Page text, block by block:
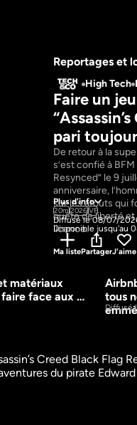
Reportages et
High Tech
Faire un
pari
De retour à la
s’est confié à
Resynced” le 9
anniversaire,
sur les atouts qui
quête de liberté et
licence.
Plus d'info
20m2026VF
Diffusé le 08/07/
Disponible jusqu'au
Ma listePartagerJ'aime
matériaux
face aux
tous
Diffusé
Creed Black Flag
du pirate